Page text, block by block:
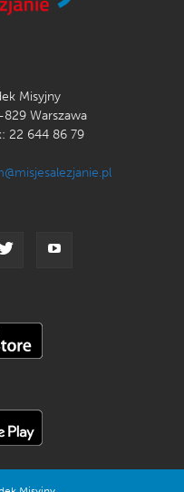
Misyjny
Warszawa
22 644 86 79